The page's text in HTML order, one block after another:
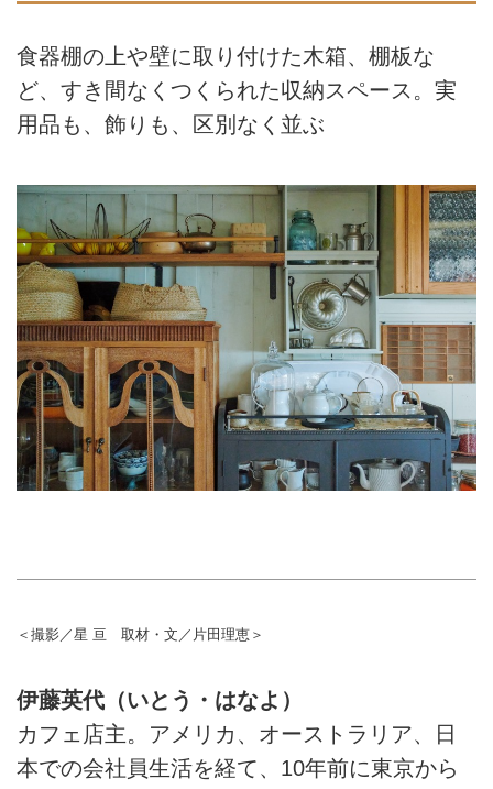
食器棚の上や壁に取り付けた木箱、棚板な
ど、すき間なくつくられた収納スペース。実
用品も、飾りも、区別なく並ぶ
＜撮影／星 亘 取材・文／片田理恵＞
伊藤英代（いとう・はなよ）
カフェ店主。アメリカ、オーストラリア、日
本での会社員生活を経て、10年前に東京から